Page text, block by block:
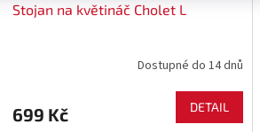
Stojan na květináč Cholet L
Dostupné do 14 dnů
699 Kč DETAIL